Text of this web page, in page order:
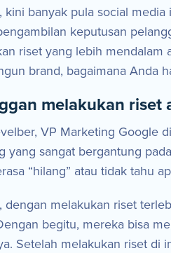
kini banyak pula social
keputusan
riset yang lebih mendalam
brand, bagaimana Anda
melakukan riset
VP Marketing Google
yang sangat bergantung
“hilang” atau tidak tahu
dengan melakukan riset
begitu, mereka bisa
Setelah melakukan riset di